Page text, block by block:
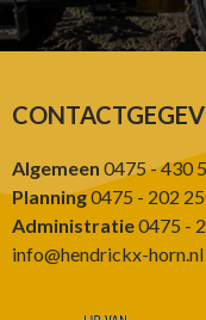
Algemeen 0475 - 430
Planning0475 - 202
Administratie0475 -
info@hendrickx-horn.nl